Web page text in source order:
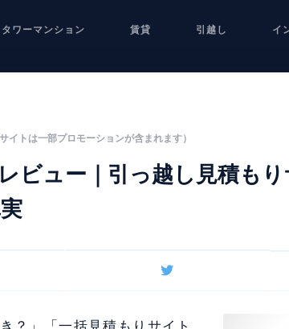
タワーマンション 賃貸 引越し イ
サイトは一部プロモーションが含まれます）
ビュー｜引っ越し見積も